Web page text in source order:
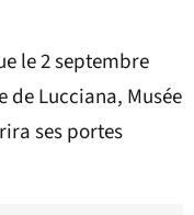
le 2 septembre
de Lucciana, Musée
ses portes